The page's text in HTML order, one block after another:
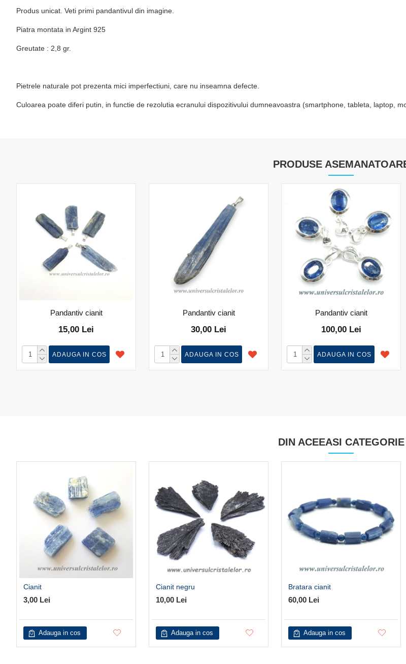
Produs unicat. Veti primi pandantivul din imagine.
Piatra montata in Argint 925
Greutate : 2,8 gr.
Pietrele naturale pot prezenta mici imperfectiuni, care nu inseamna defecte.
Culoarea poate diferi putin, in functie de rezolutia ecranului dispozitivului dumneavoastra (smartphone, tableta, laptop,
PRODUSE
Pandantiv cianit
15,00 Lei
ADAUGA IN COS
Pandantiv cianit
30,00 Lei
ADAUGA IN COS
Pandantiv cianit
100,00 Lei
ADAUGA IN COS
DIN ACEEASI CATEGORIE
Cianit
3,00 Lei
Adauga in cos
Cianit negru
10,00 Lei
Adauga in cos
Bratara cianit
60,00 Lei
Adauga in cos